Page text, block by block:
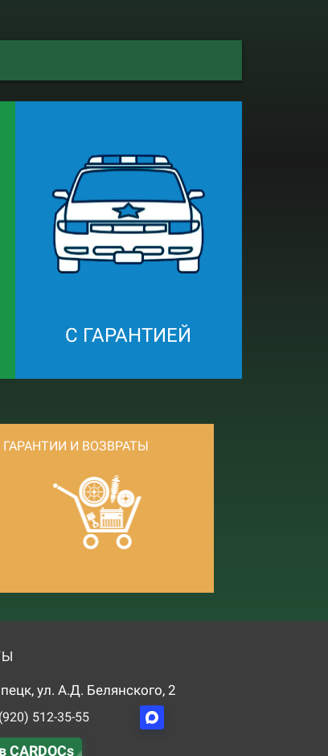
С ГАРАНТИЕЙ
ГАРАНТИИ И ВОЗВРАТЫ
ул. А.Д. Белянского, 2
512-35-55
CARDOCs